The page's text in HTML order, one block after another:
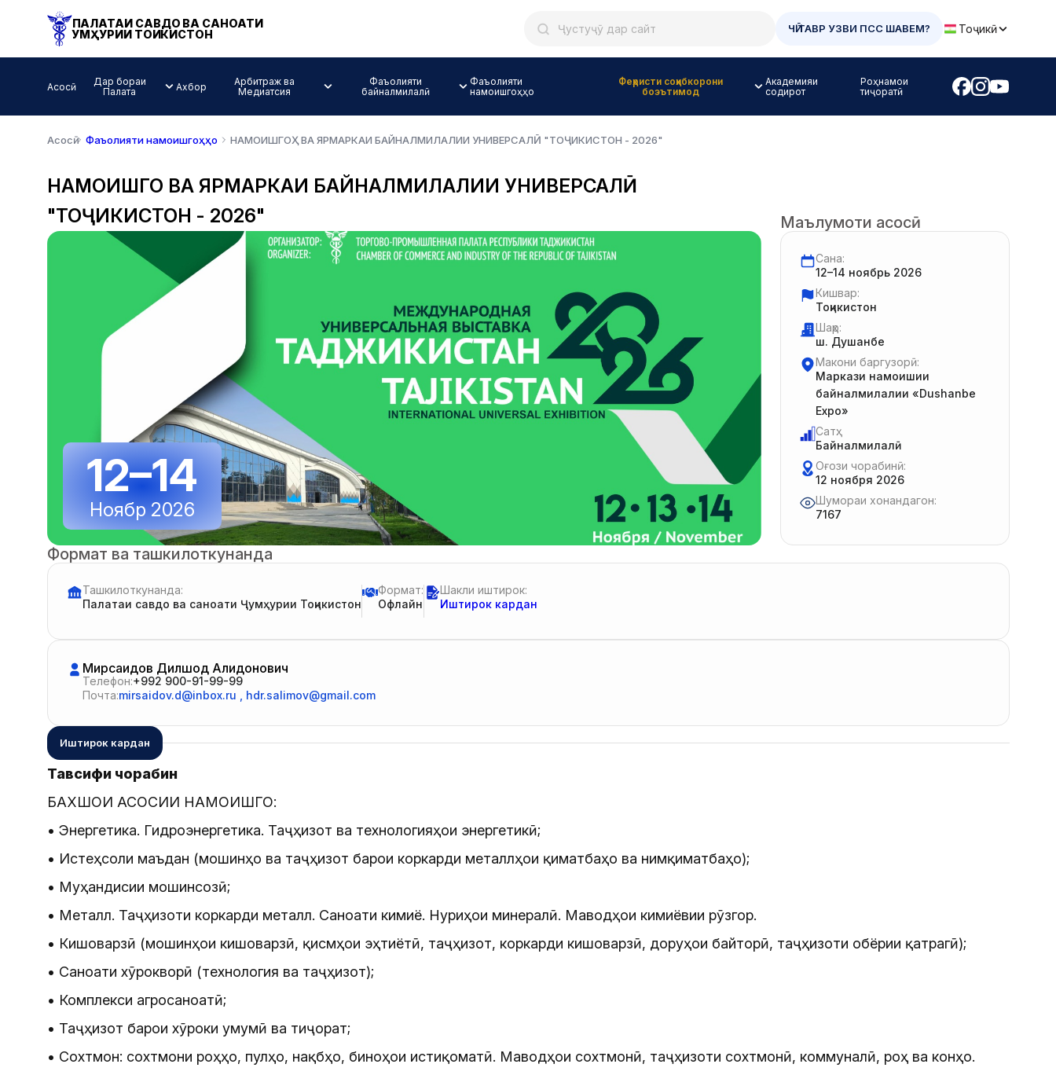
ПАЛАТАИ САВДО ВА САНОАТИ
ҶУМҲУРИИ ТОҶИКИСТОН
ЧӢ ТАВР УЗВИ ПСС ШАВЕМ? Тоҷикӣ
Асосӣ
Дар бораи
Палата
Ахбор
Арбитраж ва
Медиатсия
Фаъолияти
байналмилалӣ
Фаъолияти
намоишгоҳҳо
Феҳристи соҳибкорони
боэътимод
Академияи
содирот
Роҳнамои
тиҷоратӣ
Асосӣ Фаъолияти намоишгоҳҳо НАМОИШГОҲ ВА ЯРМАРКАИ БАЙНАЛМИЛАЛИИ УНИВЕРСАЛӢ "ТОҶИКИСТОН - 2026"
НАМОИШГОҲ ВА ЯРМАРКАИ БАЙНАЛМИЛАЛИИ УНИВЕРСАЛӢ
"ТОҶИКИСТОН - 2026"
12–14
Ноябр 2026
Маълумоти асосӣ
Сана:
12–14 ноябрь 2026
Кишвар:
Тоҷикистон
Шаҳр:
ш. Душанбе
Макони баргузорӣ:
Маркази намоишии
байналмилалии «Dushanbe
Expo»
Сатҳ:
Байналмилалӣ
Оғози чорабинӣ:
12 ноября 2026
Шумораи хонандагон:
7167
Формат ва ташкилоткунанда
Ташкилоткунанда:
Палатаи савдо ва саноати Ҷумҳурии Тоҷикистон
Формат:
Офлайн
Шакли иштирок:
Иштирок кардан
Мирсаидов Дилшод Алидҷонович
Телефон:+992 900-91-99-99
Почта:mirsaidov.d@inbox.ru hdr.salimov@gmail.com
Иштирок кардан
Тавсифи чорабинӣ
БАХШҲОИ АСОСИИ НАМОИШГОҲ:
• Энергетика. Гидроэнергетика. Таҷҳизот ва технологияҳои энергетикӣ;
• Истеҳсоли маъдан (мошинҳо ва таҷҳизот барои коркарди металлҳои қиматбаҳо ва нимқиматбаҳо);
• Муҳандисии мошинсозӣ;
• Металл. Таҷҳизоти коркарди металл. Саноати кимиё. Нуриҳои минералӣ. Маводҳои кимиёвии рӯзгор.
• Кишоварзӣ (мошинҳои кишоварзӣ, қисмҳои эҳтиётӣ, таҷҳизот, коркарди кишоварзӣ, доруҳои байторӣ, таҷҳизоти обёрии қатрагӣ);
• Саноати хӯрокворӣ (технология ва таҷҳизот);
• Комплекси агросаноатӣ;
• Таҷҳизот барои хӯроки умумӣ ва тиҷорат;
• Сохтмон: сохтмони роҳҳо, пулҳо, нақбҳо, биноҳои истиқоматӣ. Маводҳои сохтмонӣ, таҷҳизоти сохтмонӣ, коммуналӣ, роҳ ва конҳо.